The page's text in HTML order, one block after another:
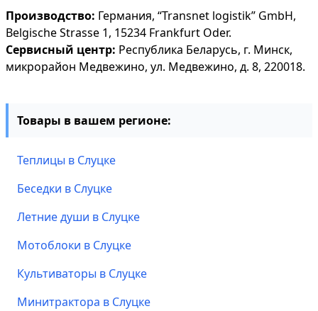
Производство: Германия, “Transnet logistik” GmbH,
Belgische Strasse 1, 15234 Frankfurt Oder.
Сервисный центр: Республика Беларусь, г. Минск,
микрорайон Медвежино, ул. Медвежино, д. 8, 220018.
Товары в вашем регионе:
Теплицы в Слуцке
Беседки в Слуцке
Летние души в Слуцке
Мотоблоки в Слуцке
Культиваторы в Слуцке
Минитрактора в Слуцке